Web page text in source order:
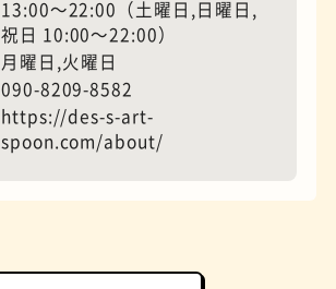
13:00〜22:00（土曜日,日曜日,
祝日 10:00〜22:00）
月曜日,火曜日
090-8209-8582
https://des-s-art-
spoon.com/about/